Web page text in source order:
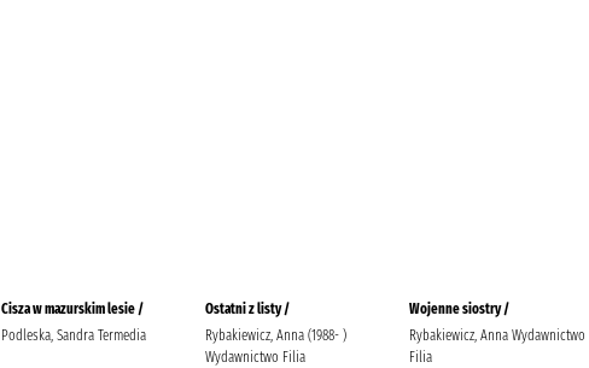
Cisza w mazurskim lesie /
Podleska, Sandra Termedia
Ostatni z listy /
Rybakiewicz, Anna (1988- )
Wydawnictwo Filia
Wojenne siostry /
Rybakiewicz, Anna Wydawnictwo
Filia